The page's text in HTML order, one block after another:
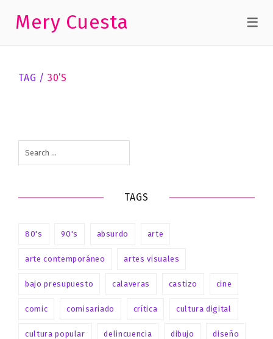
Mery Cuesta
TAG / 30’S
TEXTOS
of
for:
TAGS
80's 90's absurdo arte
arte contemporáneo artes visuales
bajo presupuesto calaveras castizo cine
comic comisariado crítica cultura digital
cultura popular delincuencia dibujo diseño